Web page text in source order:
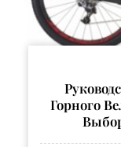
Горного